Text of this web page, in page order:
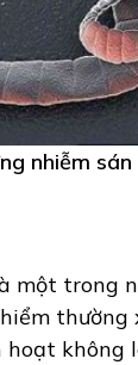
nhiễm
một trong
thường
hoạt không